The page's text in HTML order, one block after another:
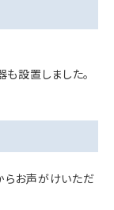
設置しました。
らお声がけいただ